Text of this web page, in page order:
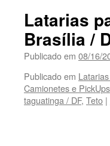
Latarias
Brasília /
Publicado em 08/16/
Publicado em
Camionetes e PickUps
taguatinga / DF, Teto |